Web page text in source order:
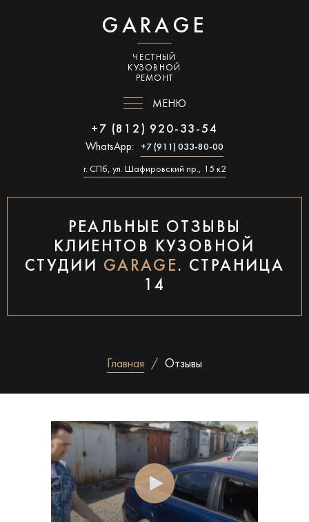
GARAGE
ЧЕСТНЫЙ
КУЗОВНОЙ
РЕМОНТ
МЕНЮ
+7 (812) 920-33-54
WhatsApp: +7 (911) 033-80-00
г. СПб, ул. Шафировский пр., 15 к2
РЕАЛЬНЫЕ ОТЗЫВЫ
КЛИЕНТОВ КУЗОВНОЙ
СТУДИИ GARAGE . СТРАНИЦА
14
Главная Отзывы